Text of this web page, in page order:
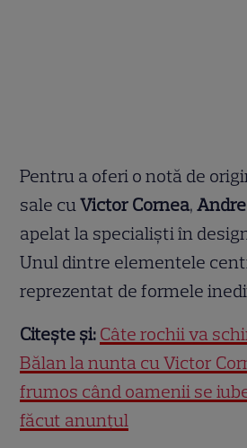
Pentru a oferi o notă de
sale cuVictor Cornea,
apelat la specialiști în
Unul dintre elementele
reprezentat de formele
Citește și: Câte rochii va
Bălan la nunta cu Victor
frumos când oamenii se
făcut anunțul